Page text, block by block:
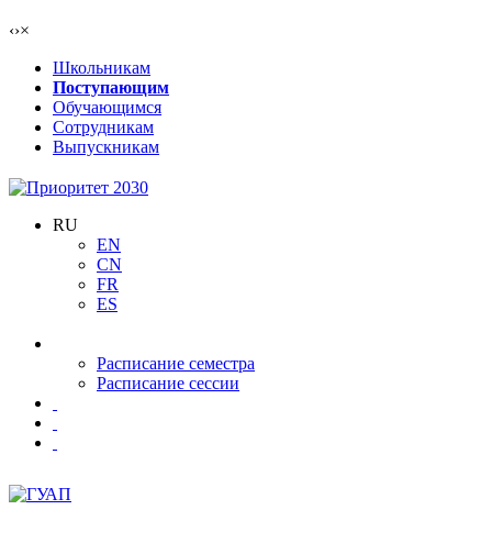
‹›×
Школьникам
Поступающим
Обучающимся
Сотрудникам
Выпускникам
RU
EN
CN
FR
ES
Расписание семестра
Расписание сессии